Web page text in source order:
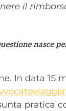
il
nasce
In data 15
pratica